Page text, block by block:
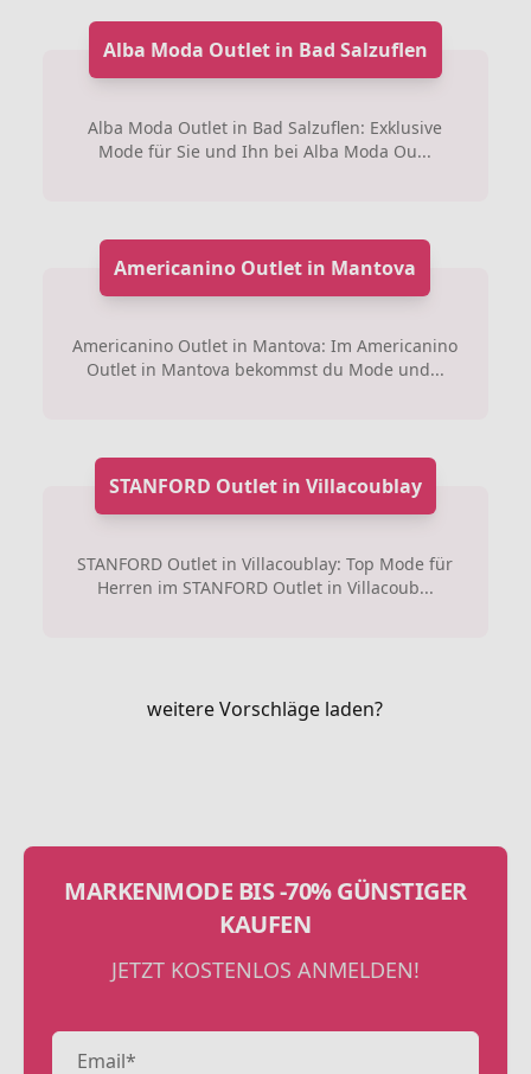
Alba Moda Outlet in Bad Salzuflen
Alba Moda Outlet in Bad Salzuflen: Exklusive
Mode für Sie und Ihn bei Alba Moda Ou...
Americanino Outlet in Mantova
Americanino Outlet in Mantova: Im Americanino
Outlet in Mantova bekommst du Mode und...
STANFORD Outlet in Villacoublay
STANFORD Outlet in Villacoublay: Top Mode für
Herren im STANFORD Outlet in Villacoub...
weitere Vorschläge laden?
MARKENMODE BIS -70% GÜNSTIGER
KAUFEN
JETZT KOSTENLOS ANMELDEN!